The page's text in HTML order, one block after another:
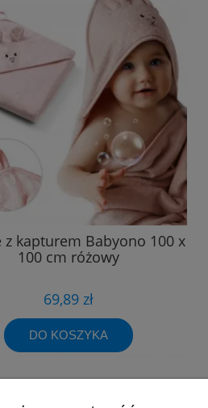
z kapturem Babyono 100 x
100 cm różowy
69,89 zł
DO KOSZYKA